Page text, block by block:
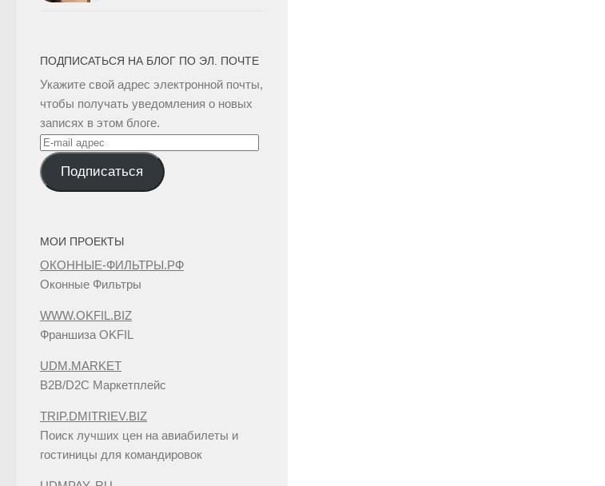
ПОДПИСАТЬСЯ НА БЛОГ ПО ЭЛ. ПОЧТЕ
Укажите свой адрес электронной почты,
чтобы получать уведомления о новых
записях в этом блоге.
E-
mail
адрес
Подписаться
МОИ ПРОЕКТЫ
ОКОННЫЕ-ФИЛЬТРЫ.РФ
Оконные Фильтры
WWW.OKFIL.BIZ
Франшиза OKFIL
UDM.MARKET
B2B/D2C Маркетплейс
TRIP.DMITRIEV.BIZ
Поиск лучших цен на авиабилеты и
гостиницы для командировок